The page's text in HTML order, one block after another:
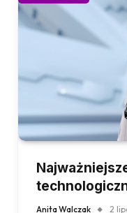
Anita Walczak 2